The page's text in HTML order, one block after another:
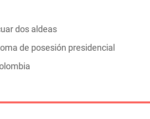
dos aldeas
de posesión presidencial